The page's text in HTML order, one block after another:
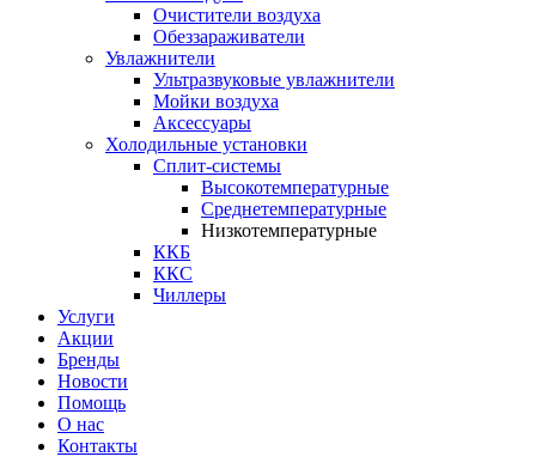
Очистители воздуха
Обеззараживатели
Увлажнители
Ультразвуковые увлажнители
Мойки воздуха
Аксессуары
Холодильные установки
Сплит-системы
Высокотемпературные
Среднетемпературные
Низкотемпературные
ККБ
ККС
Чиллеры
Услуги
Акции
Бренды
Новости
Помощь
О нас
Контакты